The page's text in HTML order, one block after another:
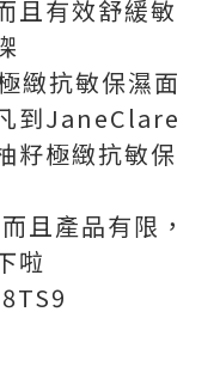
且有效舒緩敏
緻抗敏保濕面
到JaneClare
籽極緻抗敏保
且產品有限，
啦